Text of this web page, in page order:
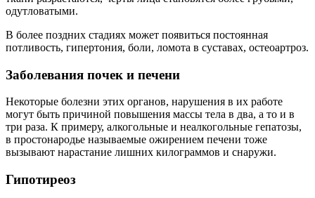
одутловатыми.
В более поздних стадиях может появиться постоянная
потливость, гипертония, боли, ломота в суставах, остеоартроз.
Заболевания почек и печени
Некоторые болезни этих органов, нарушения в их работе
могут быть причиной повышения массы тела в два, а то и в
три раза. К примеру, алкогольные и неалкогольные гепатозы,
в простонародье называемые ожирением печени тоже
вызывают нарастание лишних килограммов и снаружи.
Гипотиреоз